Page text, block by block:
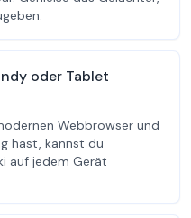
oder Tablet
Webbrowser und
hast, kannst du
auf jedem Gerät